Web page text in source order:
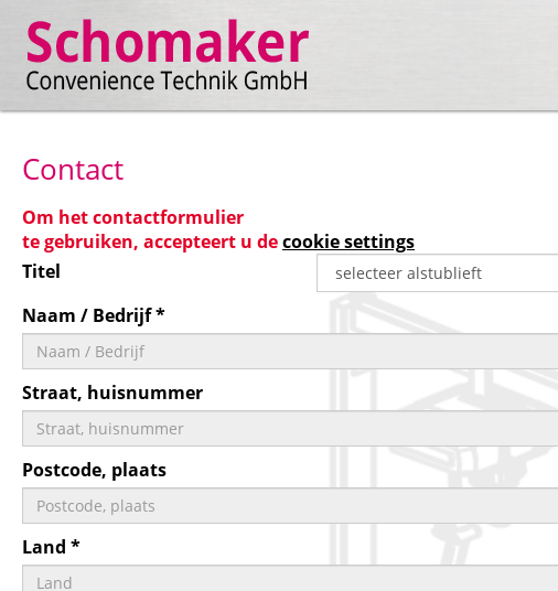
Contact
Om het contactformulier
te gebruiken, accepteert u decookie settings
Titel
Naam / Bedrijf *
Straat, huisnummer
Postcode, plaats
Land *